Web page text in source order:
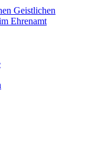
Geistlichen
Ehrenamt